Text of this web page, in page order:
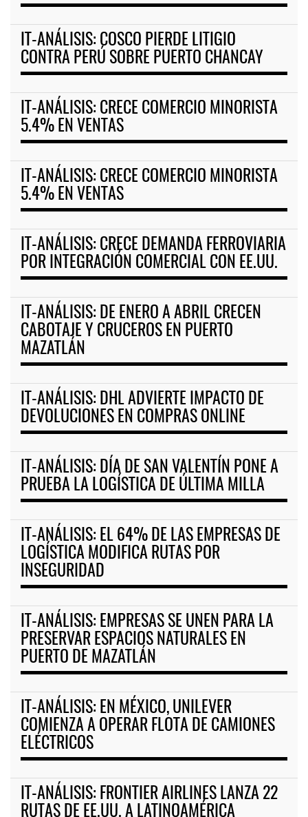
IT-ANÁLISIS: COSCO PIERDE LITIGIO
CONTRA PERÚ SOBRE PUERTO CHANCAY
IT-ANÁLISIS: CRECE COMERCIO MINORISTA
5.4% EN VENTAS
IT-ANÁLISIS: CRECE COMERCIO MINORISTA
5.4% EN VENTAS
IT-ANÁLISIS: CRECE DEMANDA FERROVIARIA
POR INTEGRACIÓN COMERCIAL CON EE.UU.
IT-ANÁLISIS: DE ENERO A ABRIL CRECEN
CABOTAJE Y CRUCEROS EN PUERTO
MAZATLÁN
IT-ANÁLISIS: DHL ADVIERTE IMPACTO DE
DEVOLUCIONES EN COMPRAS ONLINE
IT-ANÁLISIS: DÍA DE SAN VALENTÍN PONE A
PRUEBA LA LOGÍSTICA DE ÚLTIMA MILLA
IT-ANÁLISIS: EL 64% DE LAS EMPRESAS DE
LOGÍSTICA MODIFICA RUTAS POR
INSEGURIDAD
IT-ANÁLISIS: EMPRESAS SE UNEN PARA LA
PRESERVAR ESPACIOS NATURALES EN
PUERTO DE MAZATLÁN
IT-ANÁLISIS: EN MÉXICO, UNILEVER
COMIENZA A OPERAR FLOTA DE CAMIONES
ELÉCTRICOS
IT-ANÁLISIS: FRONTIER AIRLINES LANZA 22
RUTAS DE EE.UU. A LATINOAMÉRICA